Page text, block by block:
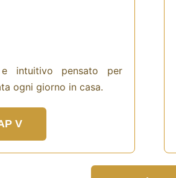
intuitivo pensato per
ogni giorno in casa.
V